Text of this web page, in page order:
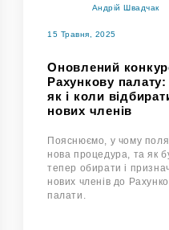
Андрій Швадчак
15 Травня, 2025
Оновлений
Рахункову палату:
як і коли
нових членів
Пояснюємо, у чому
нова процедура, та як
тепер обирати і
нових членів до
палати.